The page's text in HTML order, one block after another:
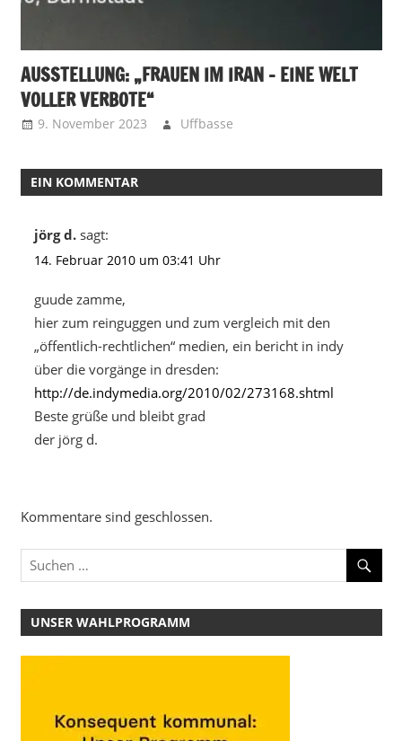
AUSSTELLUNG: „FRAUEN IM IRAN – EINE WELT
VOLLER VERBOTE“
9. November 2023 Uffbasse
EIN KOMMENTAR
jörg d. sagt:
14. Februar 2010 um 03:41 Uhr
guude zamme,
hier zum reinguggen und zum vergleich mit den
„öffentlich-rechtlichen“ medien, ein bericht in indy
über die vorgänge in dresden:
http://de.indymedia.org/2010/02/273168.shtml
Beste grüße und bleibt grad
der jörg d.
Kommentare sind geschlossen.
UNSER WAHLPROGRAMM